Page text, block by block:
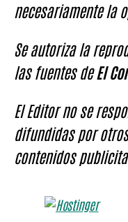
necesariamente la
Se autoriza la
las fuentes deEl
El Editor no se
difundidas por
contenidos